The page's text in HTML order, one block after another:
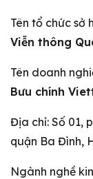
Tên tổ chức sở
Viễn thông
Tên doanh
Bưu chính
Địa chỉ: Số 01,
quận Ba Đình,
Ngành nghề